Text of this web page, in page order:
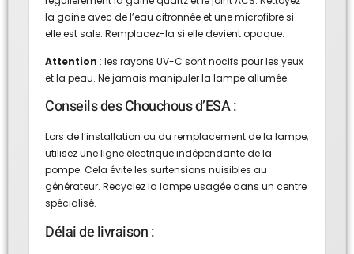
la gaine avec de l’eau citronnée et une microfibre si
elle est sale. Remplacez-la si elle devient opaque.
Attention : les rayons UV-C sont nocifs pour les yeux
et la peau. Ne jamais manipuler la lampe allumée.
Conseils des Chouchous d’ESA :
Lors de l’installation ou du remplacement de la lampe,
utilisez une ligne électrique indépendante de la
pompe. Cela évite les surtensions nuisibles au
générateur. Recyclez la lampe usagée dans un centre
spécialisé.
Délai de livraison :